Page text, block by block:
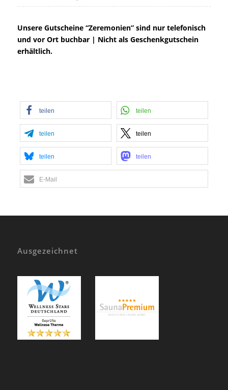
Unsere Gutscheine “Zeremonien” sind nur telefonisch
und vor Ort buchbar | Nicht als Geschenkgutschein
erhältlich.
teilen teilen
teilen teilen
teilen teilen
E-Mail
Ausgezeichnet